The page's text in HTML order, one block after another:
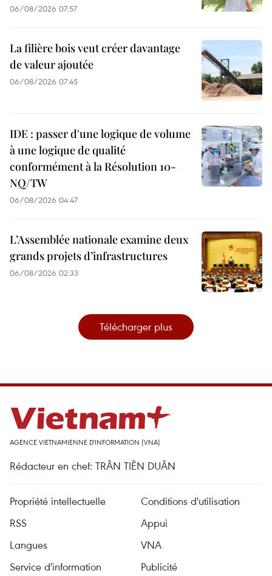
06/08/2026 07:57
La filière bois veut créer davantage
de valeur ajoutée
06/08/2026 07:45
IDE : passer d'une logique de volume
à une logique de qualité
conformément à la Résolution 10-
NQ/TW
06/08/2026 04:47
L’Assemblée nationale examine deux
grands projets d’infrastructures
06/08/2026 02:33
Télécharger plus
AGENCE VIETNAMIENNE D'INFORMATION (VNA)
Rédacteur en chef: TRÂN TIÊN DUÂN
Propriété intellectuelle
Conditions d'utilisation
RSS
Appui
Langues
VNA
Service d'information
Publicité